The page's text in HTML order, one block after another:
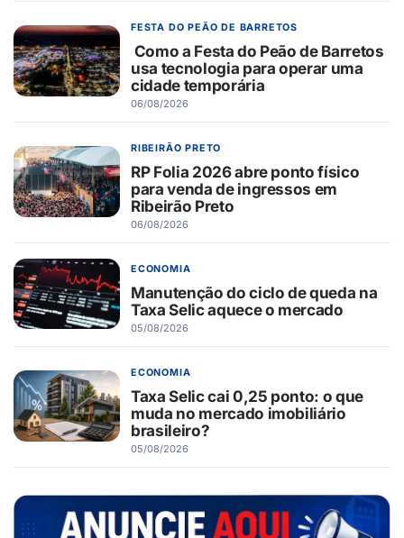
FESTA DO PEÃO DE BARRETOS
Como a Festa do Peão de Barretos
usa tecnologia para operar uma
cidade temporária
06/08/2026
RIBEIRÃO PRETO
RP Folia 2026 abre ponto físico
para venda de ingressos em
Ribeirão Preto
06/08/2026
ECONOMIA
Manutenção do ciclo de queda na
Taxa Selic aquece o mercado
05/08/2026
ECONOMIA
Taxa Selic cai 0,25 ponto: o que
muda no mercado imobiliário
brasileiro?
05/08/2026